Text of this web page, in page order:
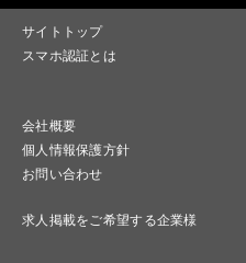
サイトトップ
スマホ認証とは
会社概要
個人情報保護方針
お問い合わせ
求人掲載をご希望する企業様